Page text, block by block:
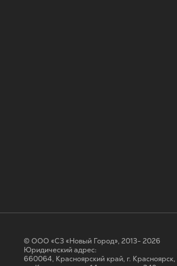
© ООО «СЗ «Новый Город», 2013- 2026
Юридический адрес:
660064, Красноярский край, г. Красноярск,